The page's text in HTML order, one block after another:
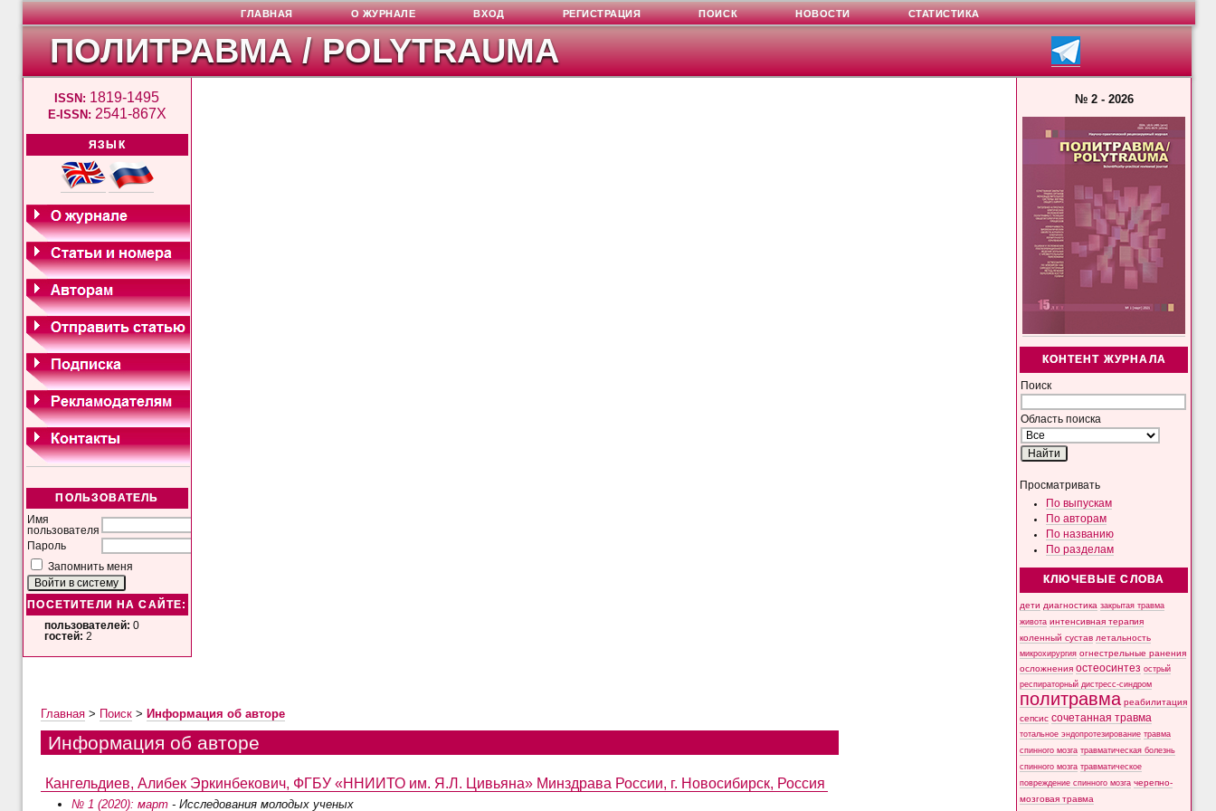
ПОЛИТРАВМА / POLYTRAUMA
ISSN: 1819-1495
E-ISSN: 2541-867X
ЯЗЫК
ПОЛЬЗОВАТЕЛЬ
Имя
пользователя
Пароль
Запомнить меня
ПОСЕТИТЕЛИ НА САЙТЕ:
пользователей: 0
гостей: 2
№ 2 - 2026
КОНТЕНТ ЖУРНАЛА
Поиск
Область поиска
Просматривать
По выпускам
По авторам
По названию
По разделам
КЛЮЧЕВЫЕ СЛОВА
дети диагностика закрытая травма
живота интенсивная терапия
коленный сустав летальность
микрохирургия огнестрельные ранения
осложнения остеосинтез острый
респираторный дистресс-синдром
политравма реабилитация
сепсис сочетанная травма
тотальное эндопротезирование травма
спинного мозга травматическая болезнь
спинного мозга травматическое
повреждение спинного мозга черепно-
мозговая травма
ГЛАВНАЯ О ЖУРНАЛЕ ВХОД РЕГИСТРАЦИЯ ПОИСК НОВОСТИ СТАТИСТИКА
Главная> Поиск> Информация об авторе
Информация об авторе
Кангельдиев, Алибек Эркинбекович, ФГБУ «ННИИТО им. Я.Л. Цивьяна» Минздрава России, г. Новосибирск, Россия
№ 1 (2020): март- Исследования молодых ученых